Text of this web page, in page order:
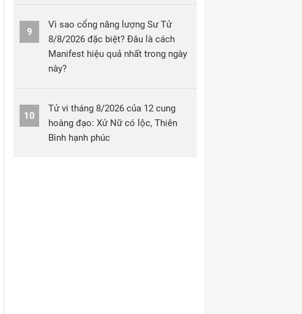
9
Vì sao cổng năng lượng Sư Tử
8/8/2026 đặc biệt? Đâu là cách
Manifest hiệu quả nhất trong ngày
này?
10
Tử vi tháng 8/2026 của 12 cung
hoàng đạo: Xử Nữ có lộc, Thiên
Bình hạnh phúc